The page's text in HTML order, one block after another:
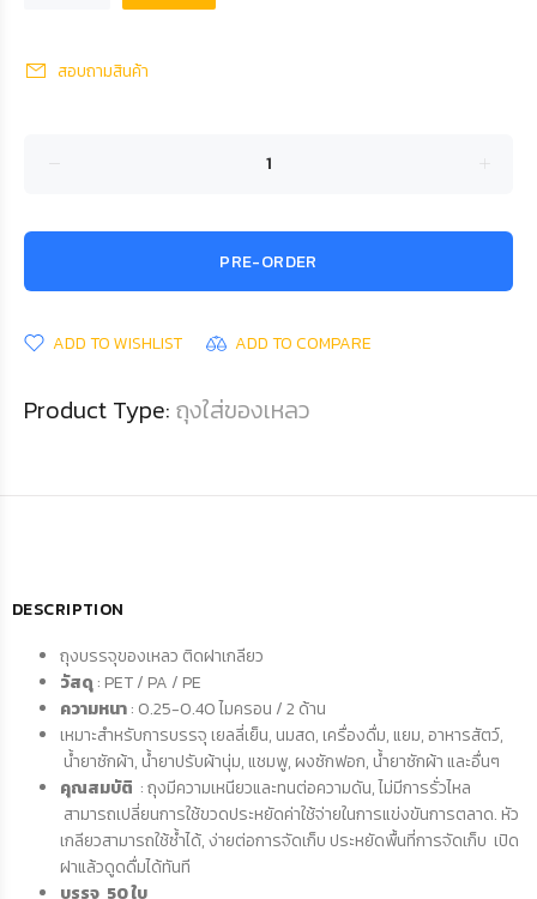
สอบถามสินค้า
PRE-ORDER
ADD TO WISHLIST ADD TO COMPARE
Product Type: ถุงใส่ของเหลว
DESCRIPTION
ถุงบรรจุของเหลว ติดฝาเกลียว
วัสดุ: PET / PA / PE
ความหนา: 0.25-0.40 ไมครอน / 2 ด้าน
เหมาะสำหรับการบรรจุ เยลลี่เย็น, นมสด, เครื่องดื่ม, แยม, อาหารสัตว์,
น้ำยาซักผ้า, น้ำยาปรับผ้านุ่ม, แชมพู, ผงซักฟอก, น้ำยาซักผ้า และอื่นๆ
คุณสมบัติ : ถุงมีความเหนียวและทนต่อความดัน, ไม่มีการรั่วไหล
สามารถเปลี่ยนการใช้ขวดประหยัดค่าใช้จ่ายในการแข่งขันการตลาด. หัว
เกลียวสามารถใช้ซ้ำได้, ง่ายต่อการจัดเก็บ ประหยัดพื้นที่การจัดเก็บ เปิด
ฝาแล้วดูดดื่มได้ทันที
บรรจุ 50 ใบ